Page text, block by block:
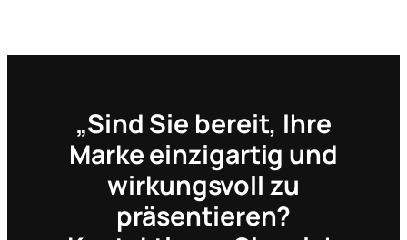
„Sind Sie bereit, Ihre
Marke einzigartig und
wirkungsvoll zu
präsentieren?